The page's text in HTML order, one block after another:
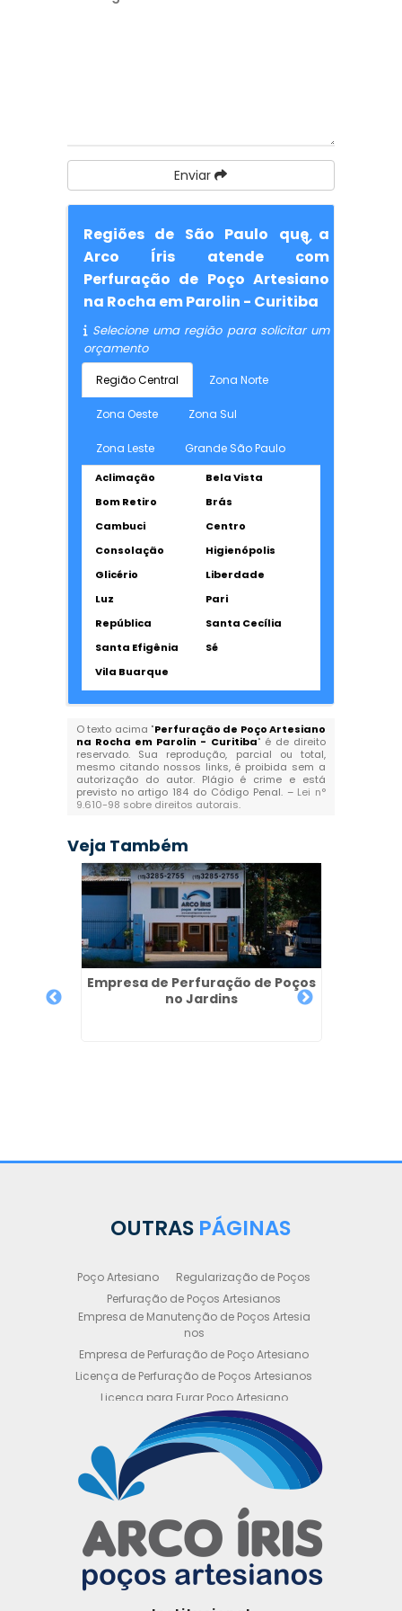
Enviar
Regiões de São Paulo que a
Arco Íris atende com
Perfuração de Poço Artesiano
na Rocha em Parolin - Curitiba
Selecione uma região para solicitar um
orçamento
Região Central Zona Norte
Zona Oeste Zona Sul
Zona Leste Grande São Paulo
Aclimação
Bela Vista
Bom Retiro
Brás
Cambuci
Centro
Consolação
Higienópolis
Glicério
Liberdade
Luz
Pari
República
Santa Cecília
Santa Efigênia
Sé
Vila Buarque
O texto acima "Perfuração de Poço Artesiano
na Rocha em Parolin - Curitiba" é de direito
reservado. Sua reprodução, parcial ou total,
mesmo citando nossos links, é proibida sem a
autorização do autor. Plágio é crime e está
previsto no artigo 184 do Código Penal. – Lei n°
9.610-98 sobre direitos autorais.
Veja Também
Empresa de Perfuração de Poços
no Jardins
OUTRAS PÁGINAS
Poço Artesiano
Regularização de Poços
Perfuração de Poços Artesianos
Empresa de Manutenção de Poços Artesia
nos
Empresa de Perfuração de Poço Artesiano
Licença de Perfuração de Poços Artesianos
Licença para Furar Poço Artesiano
Licença para Perfuração de Poço Artesiano
Licença para Poço Semi Artesiano
Manutenção de Poço Semi Artesiano
Manutenção Preventiva de Poços Artesiano
Obtenha sua Licença de Perfuração de Poç
o Artesiano
Orçamento de Poço Semi Artesiano
Orçamento para Perfuração de Poço Artesi
ano
Outorga DAEE para Poço Artesiano